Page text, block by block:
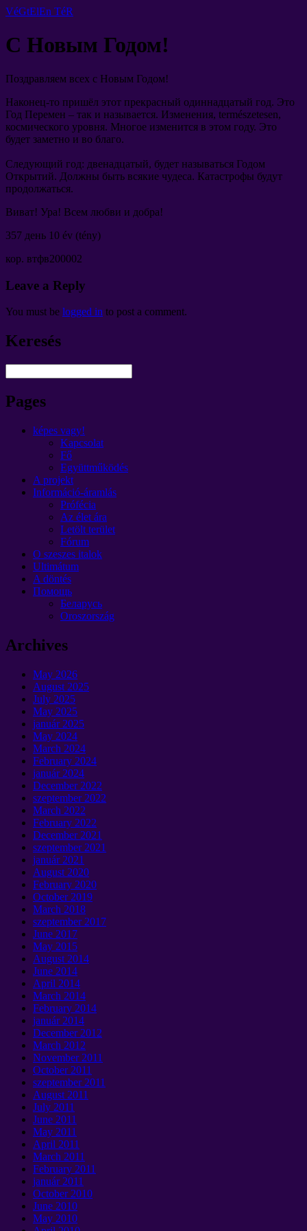
VéGtElEn TéR
С Новым Годом!
Поздравляем всех с Новым Годом!
Наконец-то пришёл этот прекрасный одиннадцатый год. Это
Год Перемен – так и называется. Изменения, természetesen,
космического уровня. Многое изменится в этом году. Это
будет заметно и во благо.
Следующий год: двенадцатый, будет называться Годом
Открытий. Должны быть всякие чудеса. Катастрофы будут
продолжаться.
Виват! Ура! Всем любви и добра!
357 день 10 év (tény)
кор. втфв200002
Leave a Reply
You must be logged in to post a comment.
Keresés
Pages
képes vagy!
Kapcsolat
Fő
Együttműködés
A projekt
Információ-áramlás
Prófécia
Az élet ára
Letölt terület
Fórum
O szeszes italok
Ultimátum
A döntés
Помощь
Беларусь
Oroszország
Archives
May 2026
August 2025
July 2025
May 2025
január 2025
May 2024
March 2024
February 2024
január 2024
December2022
szeptember 2022
March 2022
February 2022
December2021
szeptember 2021
január 2021
August 2020
February 2020
October2019
March 2018
szeptember 2017
June 2017
May 2015
August 2014
June 2014
April 2014
March 2014
February 2014
január 2014
December2012
March 2012
November2011
October2011
szeptember 2011
August 2011
July 2011
June 2011
May 2011
April 2011
March 2011
February 2011
január 2011
October2010
June 2010
May 2010